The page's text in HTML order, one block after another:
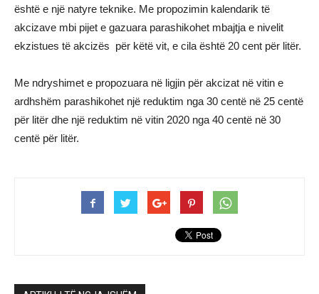
është e një natyre teknike. Me propozimin kalendarik të
akcizave mbi pijet e gazuara parashikohet mbajtja e nivelit
ekzistues të akcizës për këtë vit, e cila është 20 cent për litër.
Me ndryshimet e propozuara në ligjin për akcizat në vitin e
ardhshëm parashikohet një reduktim nga 30 centë në 25 centë
për litër dhe një reduktim në vitin 2020 nga 40 centë në 30
centë për litër.